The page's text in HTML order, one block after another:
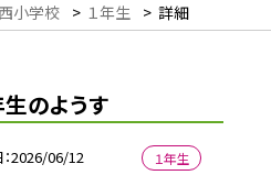
小学校 > １年生 > 詳細
のようす
2026/06/12 １年生